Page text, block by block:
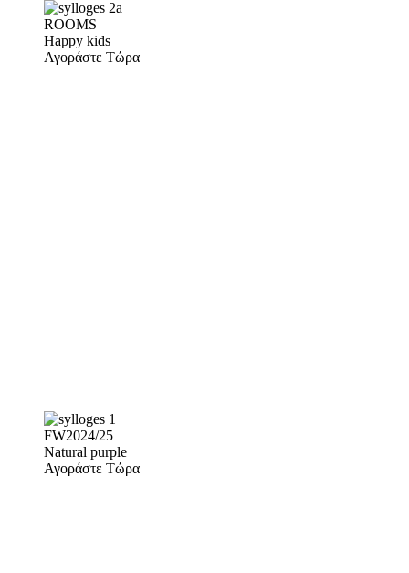
ROOMS
Happy kids
Αγοράστε Τώρα
FW2024/25
Natural purple
Αγοράστε Τώρα